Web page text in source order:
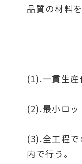
品質の材料
(1).一貫生産
(2).最小ロッ
(3).全工程
内で行う。